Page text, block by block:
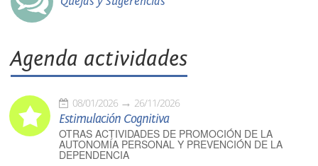
Agenda actividades
08/01/2026 26/11/2026
Estimulación Cognitiva
OTRAS ACTIVIDADES DE PROMOCIÓN DE LA
AUTONOMÍA PERSONAL Y PREVENCIÓN DE LA
DEPENDENCIA